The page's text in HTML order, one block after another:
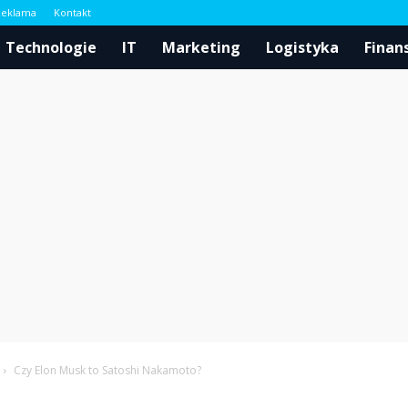
Kontakt
Technologie IT Marketing Logistyka
Czy Elon Musk to Satoshi Nakamoto?